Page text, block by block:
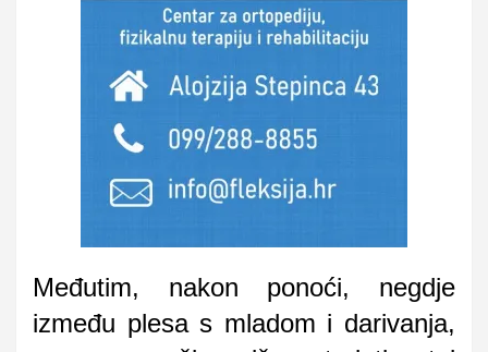
Međutim, nakon ponoći, negdje
između plesa s mladom i darivanja,